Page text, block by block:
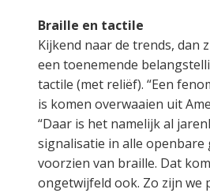
Braille en tactile
Kijkend naar de trends, dan
een toenemende
tactile (met reliëf). “Een
is komen overwaaien uit
“Daar is het namelijk al
signalisatie in alle openbare
voorzien van braille. Dat
ongetwijfeld ook. Zo zijn we